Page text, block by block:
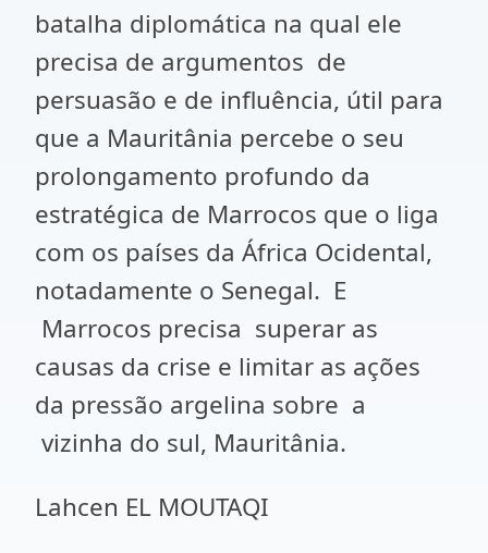
batalha diplomática na qual ele
precisa de argumentos de
persuasão e de influência, útil para
que a Mauritânia percebe o seu
prolongamento profundo da
estratégica de Marrocos que o liga
com os países da África Ocidental,
notadamente o Senegal. E
Marrocos precisa superar as
causas da crise e limitar as ações
da pressão argelina sobre a
vizinha do sul, Mauritânia.
Lahcen EL MOUTAQI